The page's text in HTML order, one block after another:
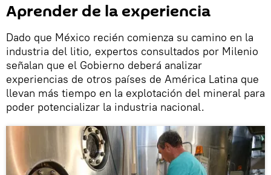
Aprender de la experiencia
Dado que México recién comienza su camino en la
industria del litio, expertos consultados por Milenio
señalan que el Gobierno deberá analizar
experiencias de otros países de América Latina que
llevan más tiempo en la explotación del mineral para
poder potencializar la industria nacional.